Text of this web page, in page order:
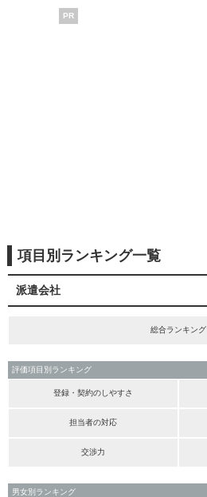
PR
項目別ランキング一覧
派遣会社
総合ランキング
評価項目別ランキング
登録・契約のしやすさ
担当者の対応
交渉力
男女別ランキング